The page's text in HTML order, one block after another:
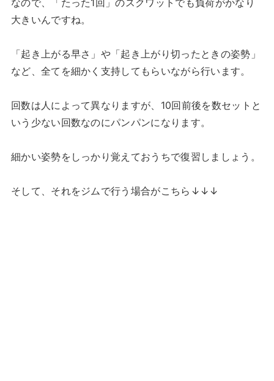
なので、「たった1回」のスクワットでも負荷がかなり
大きいんですね。
「起き上がる早さ」や「起き上がり切ったときの姿勢」
など、全てを細かく支持してもらいながら行います。
回数は人によって異なりますが、10回前後を数セットと
いう少ない回数なのにパンパンになります。
細かい姿勢をしっかり覚えておうちで復習しましょう。
そして、それをジムで行う場合がこちら↓↓↓